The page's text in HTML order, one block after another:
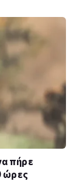
πήρε
ώρες